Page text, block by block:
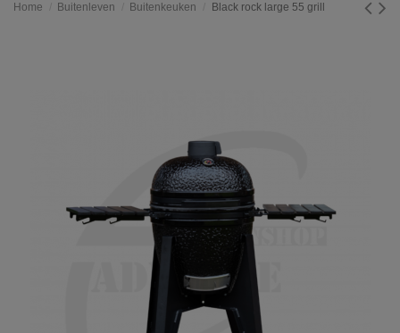
Home Buitenleven Buitenkeuken Black rock large 55 grill